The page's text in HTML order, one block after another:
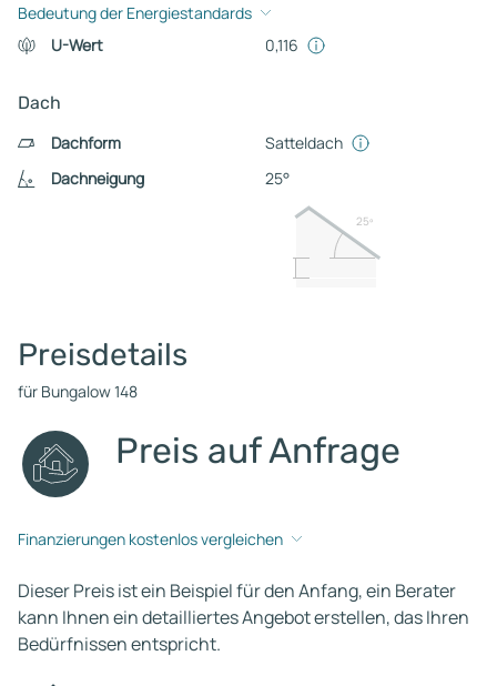
Bedeutung der Energiestandards
U-Wert
0,116
Dach
Dachform
Satteldach
Dachneigung
25°
25º
Preisdetails
für Bungalow 148
Preis auf Anfrage
Finanzierungen kostenlos vergleichen
Dieser Preis ist ein Beispiel für den Anfang, ein Berater
kann Ihnen ein detailliertes Angebot erstellen, das Ihren
Bedürfnissen entspricht.